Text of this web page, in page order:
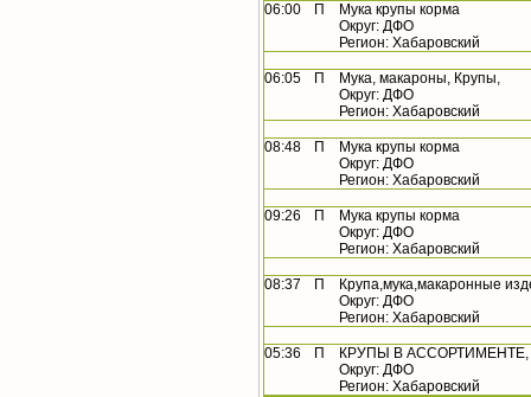
06:00 П
Мука крупы корма
Округ: ДФО
Регион: Хабаровский
06:05 П
Мука, макароны, Крупы,
Округ: ДФО
Регион: Хабаровский
08:48 П
Мука крупы корма
Округ: ДФО
Регион: Хабаровский
09:26 П
Мука крупы корма
Округ: ДФО
Регион: Хабаровский
08:37 П
Крупа,мука,макаронные
Округ: ДФО
Регион: Хабаровский
05:36 П
КРУПЫ В АССОРТИМЕНТЕ,
Округ: ДФО
Регион: Хабаровский